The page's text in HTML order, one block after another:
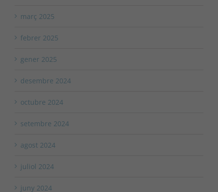
març 2025
febrer 2025
gener 2025
desembre 2024
octubre 2024
setembre 2024
agost 2024
juliol 2024
juny 2024